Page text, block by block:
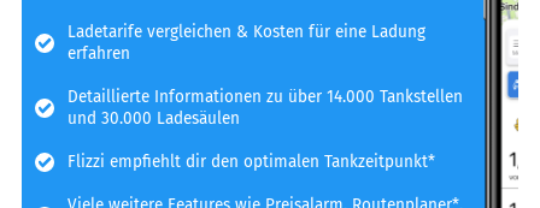
Ladetarife vergleichen & Kosten für eine Ladung
erfahren
Detaillierte Informationen zu über 14.000 Tankstellen
und 30.000 Ladesäulen
Flizzi empfiehlt dir den optimalen Tankzeitpunkt*